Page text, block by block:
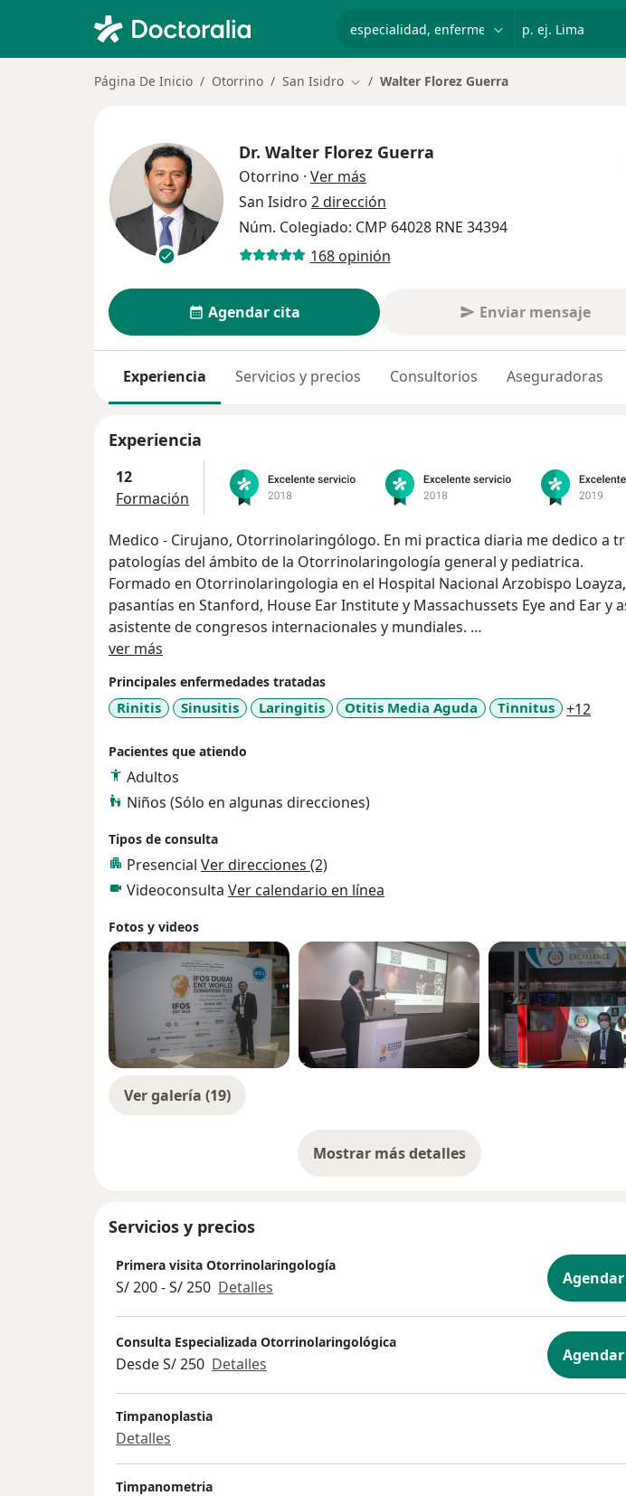
Página De Inicio Otorrino San Isidro Cambiar de ciudad
Walter Florez Guerra
Dr. Walter Florez Guerra
Otorrino · Ver más
San Isidro 2 dirección
Núm. Colegiado: CMP 64028 RNE 34394
168 opinión
Agendar cita Enviar mensaje
Experiencia Servicios y precios Consultorios Aseguradoras
Experiencia
12
Formación
Medico - Cirujano, Otorrinolaringólogo. En mi practica diaria me dedico a
patologías del ámbito de la Otorrinolaringología general y pediatrica.
Formado en Otorrinolaringologia en el Hospital Nacional Arzobispo Loayza, con
pasantías en Stanford, House Ear Institute y Massachussets Eye and Ear y
asistente de congresos internacionales y mundiales.
Soy especialista en Cirugía Endoscopica Otorrinolaringologica, con equipos
detallada.
Me preocupo de investigar a fondo los síntomas del paciente para así dirigir
médica como definir la necesidad de una cirugía.
ver más
Principales enfermedades tratadas
Rinitis Sinusitis Laringitis Otitis Media Aguda Tinnitus +12
Pacientes que atiendo
Adultos
Niños (Sólo en algunas direcciones)
Tipos de consulta
Presencial Ver direcciones (2)
Videoconsulta Ver calendario en línea
Fotos y videos
Ver galería (19)
Mostrar más detalles
sobre la experiencia
Servicios y precios
Primera visita Otorrinolaringología
S/ 200 - S/ 250 Detalles
Consulta Especializada Otorrinolaringológica
Desde S/ 250 Detalles
Timpanoplastia
Detalles
Timpanometria